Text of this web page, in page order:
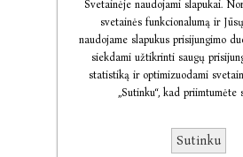
Svetainėje naudojami slapukai.
svetainės funkcionalumą ir
naudojame slapukus prisijungimo
siekdami užtikrinti saugų
statistiką ir optimizuodami
„Sutinku“, kad priimtumėte
Sutinku